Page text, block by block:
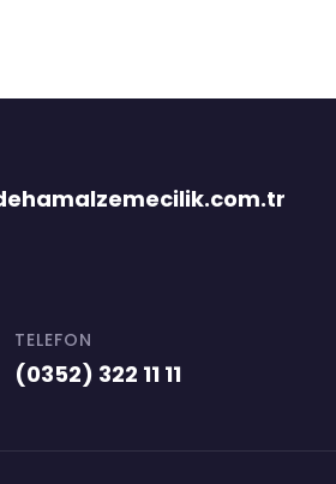
TELEFON
(0352) 322 11 11